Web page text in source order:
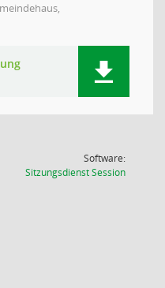
Software:
SitzungsdienstSession(Wird in